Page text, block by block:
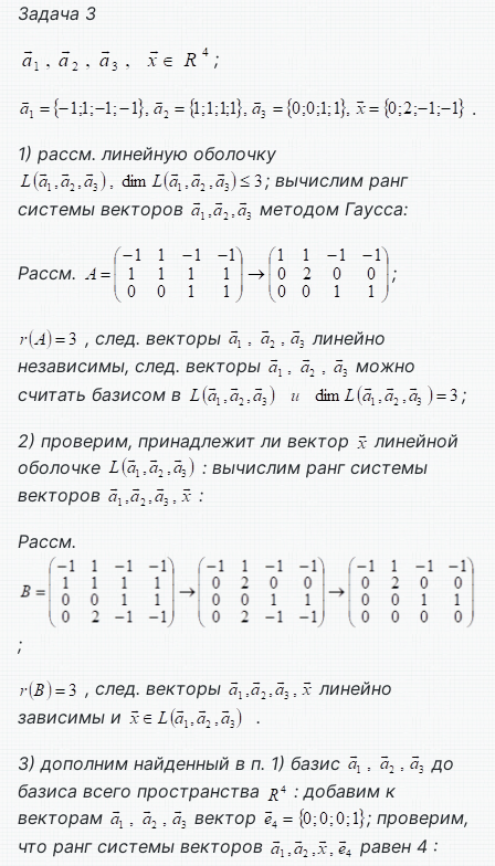
Задача 3
;
.
1) рассм. линейную оболочку
; вычислим ранг
системы векторов
методом Гаусса:
Рассм. ;
, след. векторы
линейно
независимы, след. векторы
можно
считать базисом в
;
2) проверим, принадлежит ли вектор
линейной
оболочке
: вычислим ранг системы
векторов
:
Рассм.
;
, след. векторы
линейно
зависимы и
.
3) дополним найденный в п. 1) базис
до
базиса всего пространства
: добавим к
векторам
вектор
; проверим,
что ранг системы векторов
равен 4 :